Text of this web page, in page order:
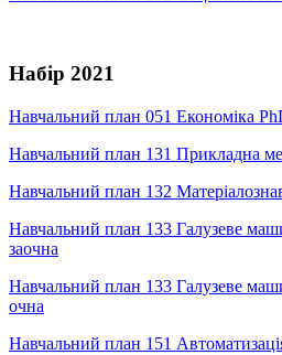
Набір 2021
Навчальний план 051 Економіка
Навчальний план 131 Прикладна
Навчальний план 132
Навчальний план 133 Галузеве
заочна
Навчальний план 133 Галузеве
очнa
Навчальний план 151